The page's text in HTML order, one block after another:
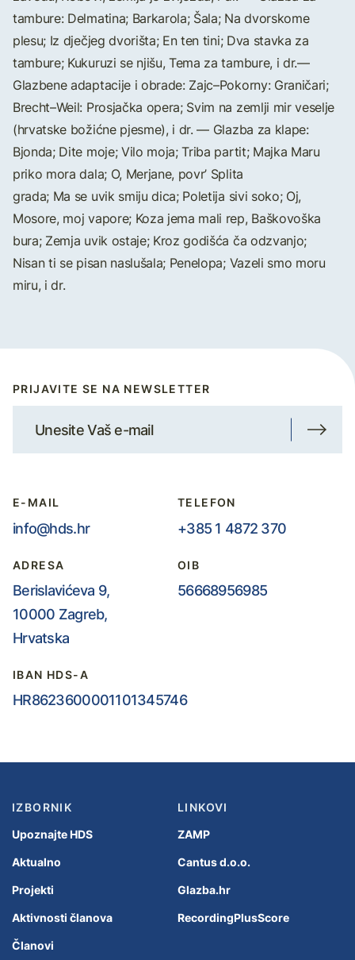
tambure: Delmatina; Barkarola; Šala; Na dvorskome
plesu; Iz dječjeg dvorišta; En ten tini; Dva stavka za
tambure; Kukuruzi se njišu, Tema za tambure, i dr.—
Glazbene adaptacije i obrade: Zajc–Pokorny: Graničari;
Brecht–Weil: Prosjačka opera; Svim na zemlji mir veselje
(hrvatske božićne pjesme), i dr. — Glazba za klape:
Bjonda; Dite moje; Vilo moja; Triba partit; Majka Maru
priko mora dala; O, Merjane, povr’ Splita
grada; Ma se uvik smiju dica; Poletija sivi soko; Oj,
Mosore, moj vapore; Koza jema mali rep, Baškovoška
bura; Zemja uvik ostaje; Kroz godišća ča odzvanjo;
Nisan ti se pisan naslušala; Penelopa; Vazeli smo moru
miru, i dr.
PRIJAVITE SE NA NEWSLETTER
E-MAIL
info@hds.hr
TELEFON
+385 1 4872 370
ADRESA
Berislavićeva 9,
10000 Zagreb,
Hrvatska
OIB
56668956985
IBAN HDS-A
HR8623600001101345746
IZBORNIK
Upoznajte HDS
Aktualno
Projekti
Aktivnosti članova
Članovi
LINKOVI
ZAMP
Cantus d.o.o.
Glazba.hr
RecordingPlusScore